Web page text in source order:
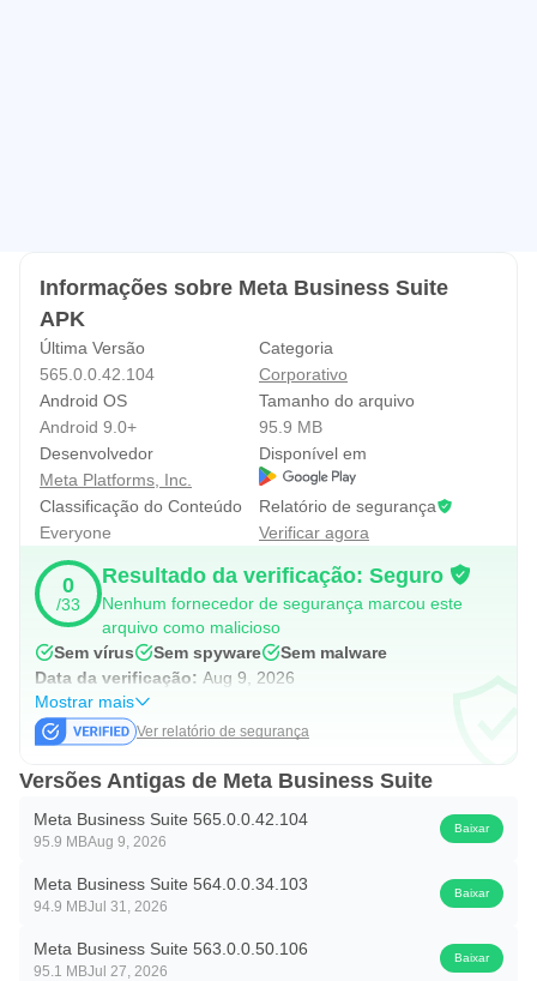
Informações sobre Meta Business Suite
APK
Última Versão
565.0.0.42.104
Categoria
Corporativo
Android OS
Android 9.0+
Tamanho do arquivo
95.9 MB
Desenvolvedor
Meta Platforms, Inc.
Disponível em
Classificação do Conteúdo
Everyone
Relatório de segurança
Verificar agora
0
/33
Resultado da verificação: Seguro
Nenhum fornecedor de segurança marcou este
arquivo como malicioso
Sem vírus
Sem spyware
Sem malware
Data da verificação: Aug 9, 2026
Mostrar mais
Ver relatório de segurança
Versões Antigas de Meta Business Suite
Meta Business Suite 565.0.0.42.104
95.9 MBAug 9, 2026
Baixar
Meta Business Suite 564.0.0.34.103
94.9 MBJul 31, 2026
Baixar
Meta Business Suite 563.0.0.50.106
95.1 MBJul 27, 2026
Baixar